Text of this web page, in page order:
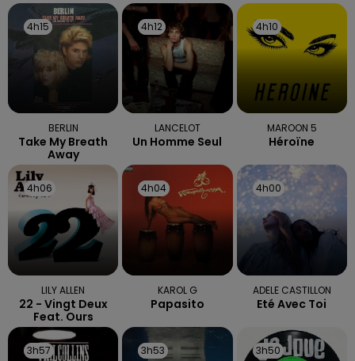
4h15
4h15
BERLIN
Take My Breath
Away
4h12
4h12
LANCELOT
Un Homme Seul
4h10
4h10
MAROON 5
Héroïne
4h06
4h06
LILY ALLEN
22 - Vingt Deux
Feat. Ours
4h04
4h04
KAROL G
Papasito
4h00
4h00
ADELE CASTILLON
Eté Avec Toi
3h57
3h57 3h53
3h53 3h50
3h50